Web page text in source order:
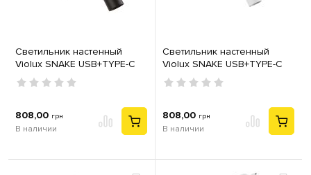
Светильник настенный
Violux SNAKE USB+TYPE-C
бра Led 5W 4200K IP20
черный
808,00 грн
В наличии
Светильник настенный
Violux SNAKE USB+TYPE-C
бра Led 5W 4200K IP20
белый
808,00 грн
В наличии